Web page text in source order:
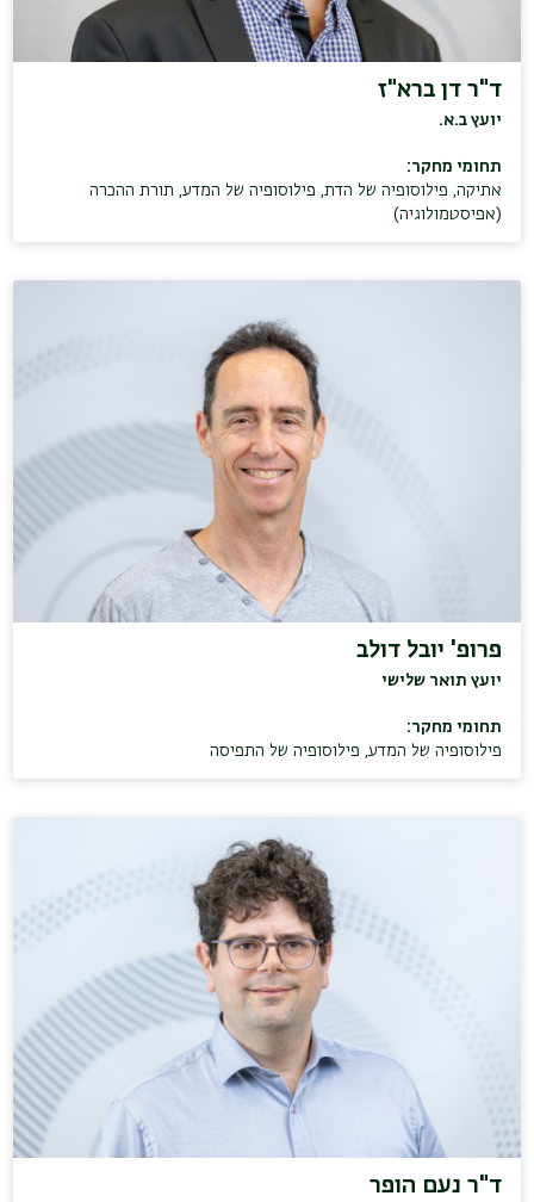
ד"ר דן ברא"ז
יועץ ב.א.
תחומי מחקר:
אתיקה, פילוסופיה של הדת, פילוסופיה של המדע, תורת ההכרה
(אפיסטמולוגיה)
פרופ' יובל דולב
יועץ תואר שלישי
תחומי מחקר:
פילוסופיה של המדע, פילוסופיה של התפיסה
ד"ר נעם הופר